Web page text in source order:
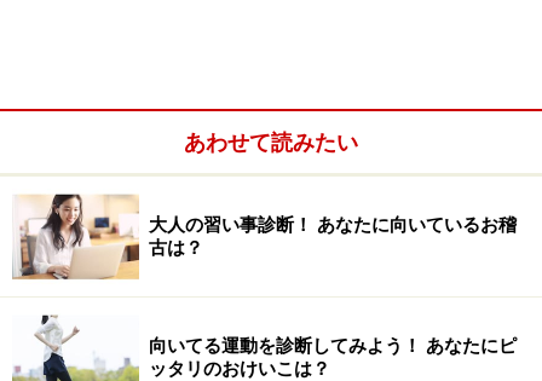
あわせて読みたい
大人の習い事診断！ あなたに向いているお稽
古は？
向いてる運動を診断してみよう！ あなたにピ
ッタリのおけいこは？